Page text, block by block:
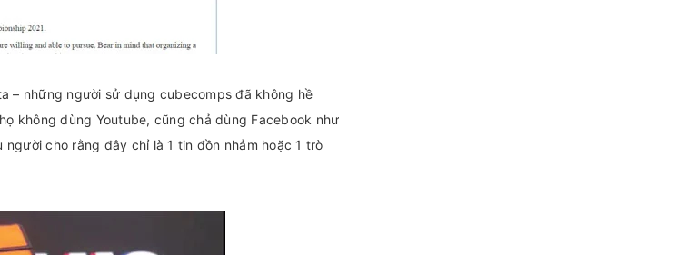
– những người sử dụng cubecomps đã không hề
không dùng Youtube, cũng chả dùng Facebook như
cho rằng đây chỉ là 1 tin đồn nhảm hoặc 1 trò